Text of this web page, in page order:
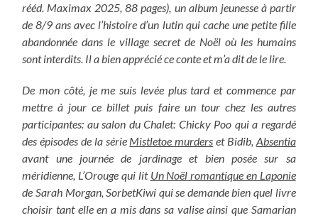
rééd. Maximax 2025, 88 pages), un album jeunesse à partir
de 8/9 ans avec l’histoire d’un lutin qui cache une petite fille
abandonnée dans le village secret de Noël où les humains
sont interdits. Il a bien apprécié ce conte et m’a dit de le lire.
De mon côté, je me suis levée plus tard et commence par
mettre à jour ce billet puis faire un tour chez les autres
participantes: au salon du Chalet: Chicky Poo qui a regardé
des épisodes de la série Mistletoe murders et Bidib, Absentia
avant une journée de jardinage et bien posée sur sa
méridienne, L’Orouge qui lit Un Noël romantique en Laponie
de Sarah Morgan, SorbetKiwi qui se demande bien quel livre
choisir tant elle en a mis dans sa valise ainsi que Samarian